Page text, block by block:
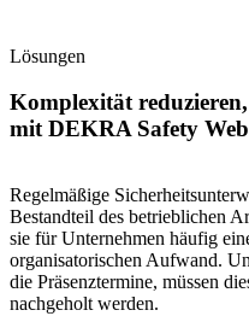
Lösungen
Komplexität
mit DEKRA Safety Web
Regelmäßige
Bestandteil des betrieblichen
sie für Unternehmen häufig
organisatorischen Aufwand.
die Präsenztermine, müssen
nachgeholt werden.